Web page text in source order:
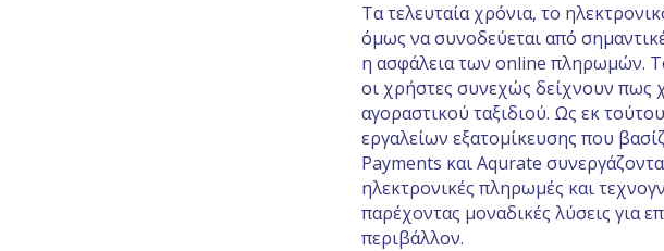
Τα τελευταία χρόνια, το
όμως να συνοδεύεται από
η ασφάλεια των online πληρωμών.
οι χρήστες συνεχώς δείχνουν πως
αγοραστικού ταξιδιού. Ως εκ
εργαλείων εξατομίκευσης που
Payments και Aqurate
ηλεκτρονικές πληρωμές και
παρέχοντας μοναδικές λύσεις για
περιβάλλον.